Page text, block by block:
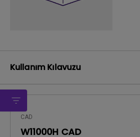
Kullanım Kılavuzu
CAD
W11000H CAD